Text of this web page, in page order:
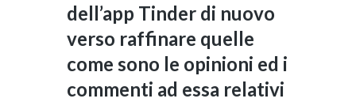
dell’app Tinder di nuovo
verso raffinare quelle
come sono le opinioni ed i
commenti ad essa relativi